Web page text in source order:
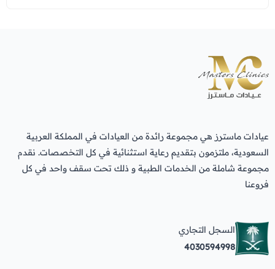
عيادات ماسترز هي مجموعة رائدة من العيادات في المملكة العربية
السعودية، ملتزمون بتقديم رعاية استثنائية في كل التخصصات. نقدم
مجموعة شاملة من الخدمات الطبية و ذلك تحت سقف واحد في كل
فروعنا
السجل التجاري
4030594998